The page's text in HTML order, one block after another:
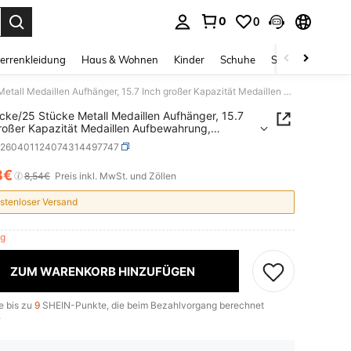
0 0
Haus & Wohnen Kinder Schuhe Schmuck &
20 Stücke/25 Stücke Metall Medaillen Aufhänger, 15.7 Inch großer Kapazität Medaillen Aufbewahrung, langanhaltend und rostbeständig, wandmontiertes Design zur Raumersparnis, geeignet für Preisverleihungen, Medaillen, Schlüssel und Zuhause/Büro
25 Stücke Metall Medaillen Aufhänger, 15.7
Kapazität Medaillen Aufbewahrung,
und rostbeständig, wandmontiertes
zur Raumersparnis, geeignet für
Medaillen, Schlüssel und
Büro AND AVAILABILITY
8,54€ Preis inkl. MwSt. und Zöllen
Versand
ZUM WARENKORB HINZUFÜGEN
bis zu 9 SHEIN-Punkte, die beim Bezahlvorgang berechnet